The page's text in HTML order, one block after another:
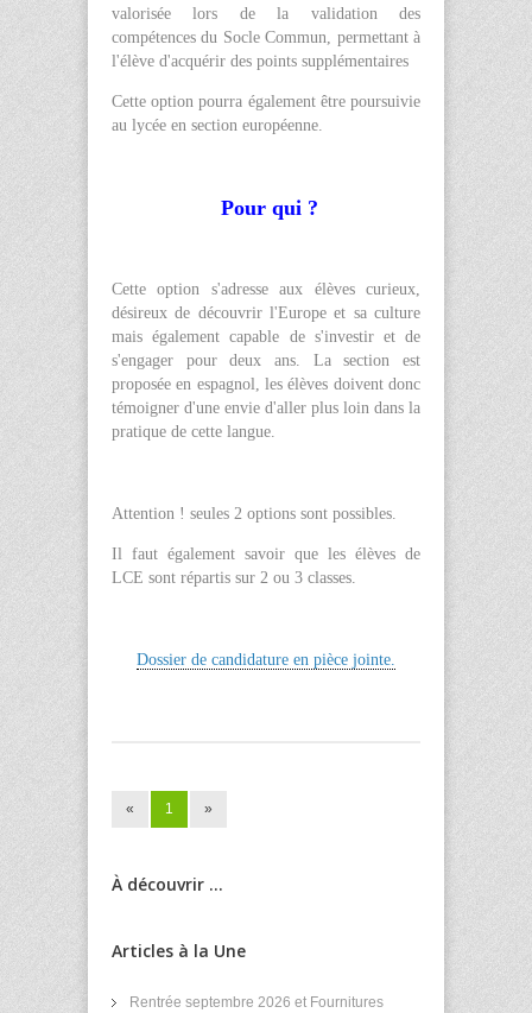
valorisée lors de la validation des
compétences du Socle Commun, permettant à
l'élève d'acquérir des points supplémentaires
Cette option pourra également être poursuivie
au lycée en section européenne.
Pour qui ?
Cette option s'adresse aux élèves curieux,
désireux de découvrir l'Europe et sa culture
mais également capable de s'investir et de
s'engager pour deux ans. La section est
proposée en espagnol, les élèves doivent donc
témoigner d'une envie d'aller plus loin dans la
pratique de cette langue.
Attention ! seules 2 options sont possibles.
Il faut également savoir que les élèves de
LCE sont répartis sur 2 ou 3 classes.
Dossier de candidature en pièce jointe.
« 1 »
À découvrir ...
Articles à la Une
Rentrée septembre 2026 et Fournitures